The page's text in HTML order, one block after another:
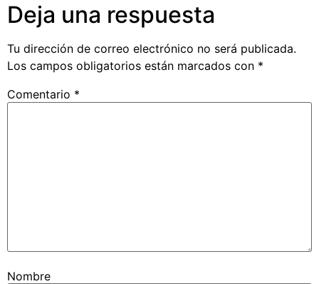
Deja una respuesta
Tu dirección de correo electrónico no será publicada.
Los campos obligatorios están marcados con *
Comentario *
Nombre